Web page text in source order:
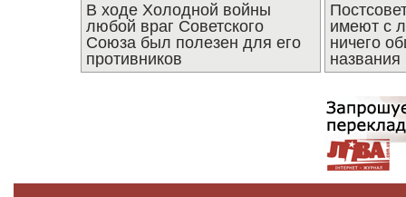
В ходе Холодной войны
любой враг Советского
Союза был полезен для его
противников
имеют с
ничего
названия